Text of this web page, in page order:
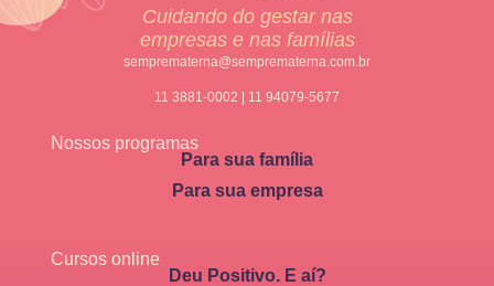
Cuidando do gestar nas
empresas e nas famílias
semprematerna@semprematerna.com.br
11 3881-0002 | 11 94079-5677
Nossos programas
Para sua família
Para sua empresa
Cursos online
Deu Positivo. E aí?